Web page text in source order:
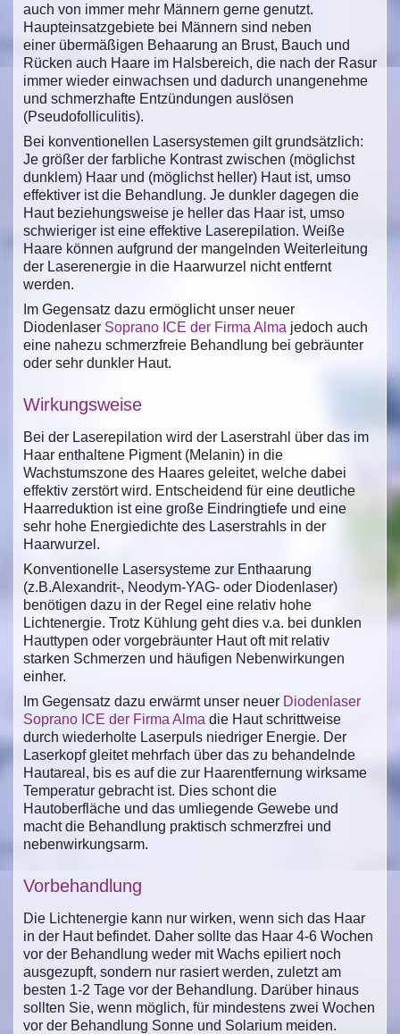
auch von immer mehr Männern gerne genutzt.
Haupteinsatzgebiete bei Männern sind neben
einer übermäßigen Behaarung an Brust, Bauch und
Rücken auch Haare im Halsbereich, die nach der Rasur
immer wieder einwachsen und dadurch unangenehme
und schmerzhafte Entzündungen auslösen
(Pseudofolliculitis).
Bei konventionellen Lasersystemen gilt grundsätzlich:
Je größer der farbliche Kontrast zwischen (möglichst
dunklem) Haar und (möglichst heller) Haut ist, umso
effektiver ist die Behandlung. Je dunkler dagegen die
Haut beziehungsweise je heller das Haar ist, umso
schwieriger ist eine effektive Laserepilation. Weiße
Haare können aufgrund der mangelnden Weiterleitung
der Laserenergie in die Haarwurzel nicht entfernt
werden.
Im Gegensatz dazu ermöglicht unser neuer
Diodenlaser Soprano ICE der Firma Alma jedoch auch
eine nahezu schmerzfreie Behandlung bei gebräunter
oder sehr dunkler Haut.
Wirkungsweise
Bei der Laserepilation wird der Laserstrahl über das im
Haar enthaltene Pigment (Melanin) in die
Wachstumszone des Haares geleitet, welche dabei
effektiv zerstört wird. Entscheidend für eine deutliche
Haarreduktion ist eine große Eindringtiefe und eine
sehr hohe Energiedichte des Laserstrahls in der
Haarwurzel.
Konventionelle Lasersysteme zur Enthaarung
(z.B.Alexandrit-, Neodym-YAG- oder Diodenlaser)
benötigen dazu in der Regel eine relativ hohe
Lichtenergie. Trotz Kühlung geht dies v.a. bei dunklen
Hauttypen oder vorgebräunter Haut oft mit relativ
starken Schmerzen und häufigen Nebenwirkungen
einher.
Im Gegensatz dazu erwärmt unser neuer Diodenlaser
Soprano ICE der Firma Alma die Haut schrittweise
durch wiederholte Laserpuls niedriger Energie. Der
Laserkopf gleitet mehrfach über das zu behandelnde
Hautareal, bis es auf die zur Haarentfernung wirksame
Temperatur gebracht ist. Dies schont die
Hautoberfläche und das umliegende Gewebe und
macht die Behandlung praktisch schmerzfrei und
nebenwirkungsarm.
Vorbehandlung
Die Lichtenergie kann nur wirken, wenn sich das Haar
in der Haut befindet. Daher sollte das Haar 4-6 Wochen
vor der Behandlung weder mit Wachs epiliert noch
ausgezupft, sondern nur rasiert werden, zuletzt am
besten 1-2 Tage vor der Behandlung. Darüber hinaus
sollten Sie, wenn möglich, für mindestens zwei Wochen
vor der Behandlung Sonne und Solarium meiden.